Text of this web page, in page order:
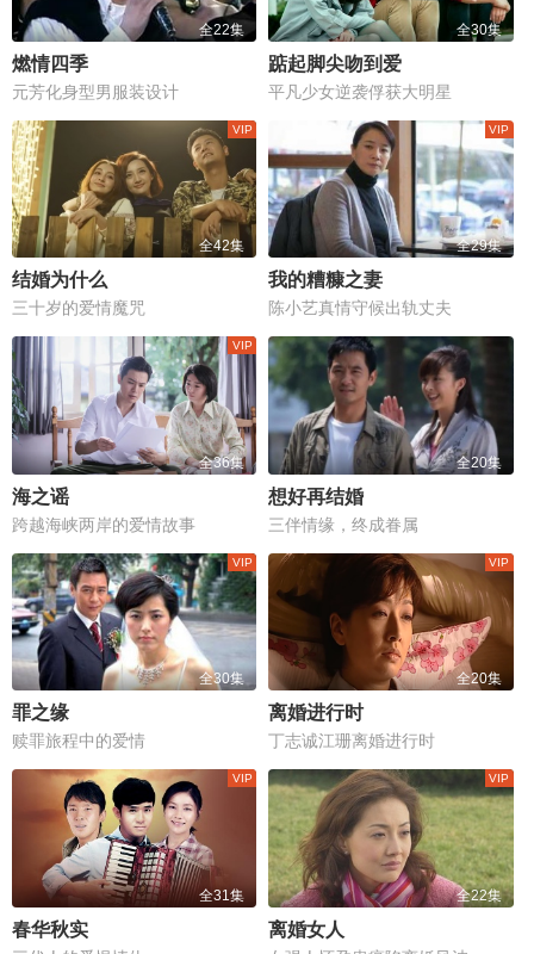
全22集
燃情四季
元芳化身型男服装设计
全30集
踮起脚尖吻到爱
平凡少女逆袭俘获大明星
全42集
结婚为什么
三十岁的爱情魔咒
全29集
我的糟糠之妻
陈小艺真情守候出轨丈夫
全36集
海之谣
跨越海峡两岸的爱情故事
全20集
想好再结婚
三伴情缘，终成眷属
全30集
罪之缘
赎罪旅程中的爱情
全20集
离婚进行时
丁志诚江珊离婚进行时
全31集
春华秋实
全22集
离婚女人